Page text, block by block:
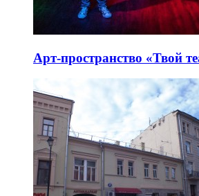
Арт-пространство «Твой